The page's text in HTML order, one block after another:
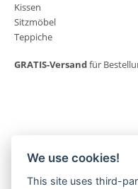
Kissen
Sitzmöbel
Teppiche
GRATIS-Versandfür
MORGENLAND-BAZAR
We use cookies!
This site uses third-